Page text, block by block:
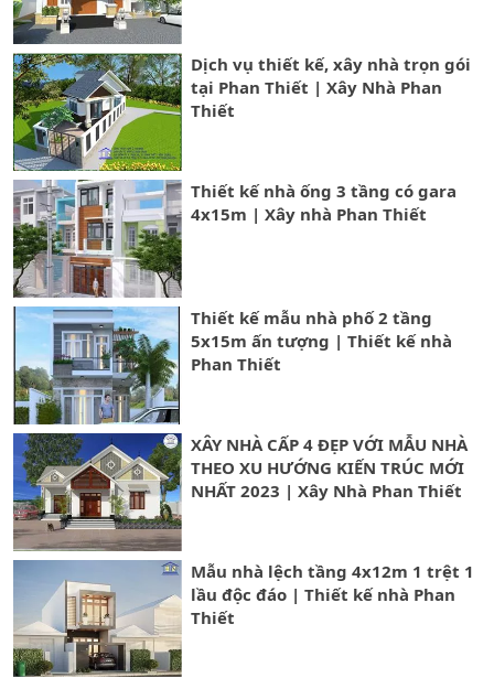
Dịch vụ thiết kế, xây nhà trọn gói
tại Phan Thiết | Xây Nhà Phan
Thiết
Thiết kế nhà ống 3 tầng có gara
4x15m | Xây nhà Phan Thiết
Thiết kế mẫu nhà phố 2 tầng
5x15m ấn tượng | Thiết kế nhà
Phan Thiết
XÂY NHÀ CẤP 4 ĐẸP VỚI MẪU NHÀ
THEO XU HƯỚNG KIẾN TRÚC MỚI
NHẤT 2023 | Xây Nhà Phan Thiết
Mẫu nhà lệch tầng 4x12m 1 trệt 1
lầu độc đáo | Thiết kế nhà Phan
Thiết